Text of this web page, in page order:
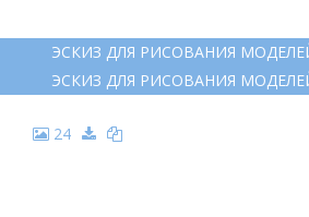
ЭСКИЗ ДЛЯ РИСОВАНИЯ
ЭСКИЗ ДЛЯ РИСОВАНИЯ
24